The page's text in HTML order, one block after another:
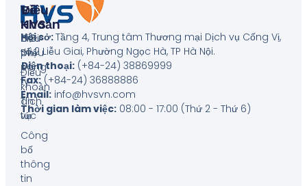
Hội sở:Tầng 4, Trung tâm Thương mại Dịch vụ Cống Vị,
số 2 Liễu Giai, Phường Ngọc Hà, TP Hà Nội.
Điện thoại:(+84-24) 38869999
Fax:(+84-24) 36888886
Email:info@hvsvn.com
Thời gian làm việc:08:00 - 17:00 (Thứ 2 - Thứ 6)
Về
HVS
Giới
thiệu
công
ty
Tin
tức
Công
bố
thông
tin
Điều
Khoản
Biểu
phí
Điều
khoản
dịch
vụ